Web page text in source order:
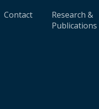
Contact
Research &
Publications